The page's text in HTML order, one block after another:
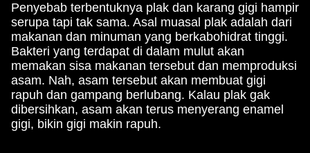
Penyebab terbentuknya plak dan karang gigi hampir
serupa tapi tak sama. Asal muasal plak adalah dari
makanan dan minuman yang berkabohidrat tinggi.
Bakteri yang terdapat di dalam mulut akan
memakan sisa makanan tersebut dan memproduksi
asam. Nah, asam tersebut akan membuat gigi
rapuh dan gampang berlubang. Kalau plak gak
dibersihkan, asam akan terus menyerang enamel
gigi, bikin gigi makin rapuh.